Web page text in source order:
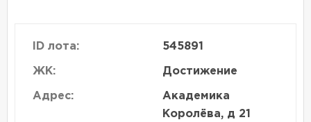
ID лота: 545891
ЖК: Достижение
Адрес:
Академика
Королёва, д 21